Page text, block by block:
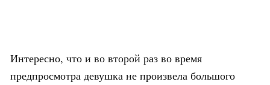
Интересно, что и во второй раз во время
предпросмотра девушка не произвела большого